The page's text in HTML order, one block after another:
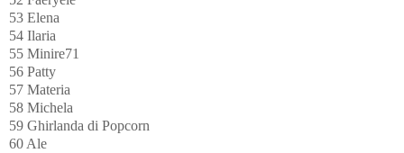
53 Elena
54 Ilaria
55 Minire71
56 Patty
57 Materia
58 Michela
59 Ghirlanda di Popcorn
60 Ale